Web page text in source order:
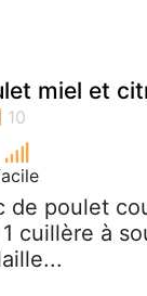
miel et
de poulet
cuillère à